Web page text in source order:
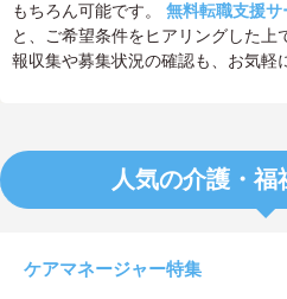
もちろん可能です。 無料転職支援サ
と、ご希望条件をヒアリングした
報収集や募集状況の確認も、お気軽
人気の介護・
ケアマネージャー特集